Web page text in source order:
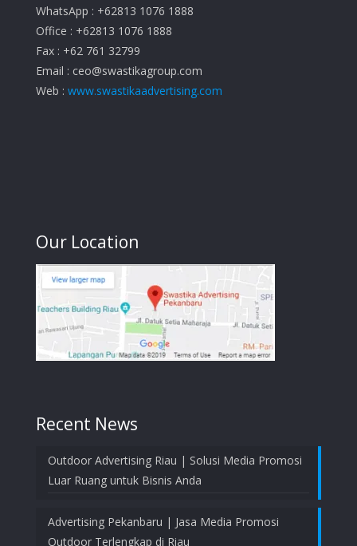
WhatsApp : +62813 1076 1888
Office : +62813 1076 1888
Fax : +62 761 32799
Email : ceo@swastikagroup.com
Web : www.swastikaadvertising.com
Our Location
Recent News
Outdoor Advertising Riau | Solusi Media Promosi
Luar Ruang untuk Bisnis Anda
Advertising Pekanbaru | Jasa Media Promosi
Outdoor Terlengkap di Riau